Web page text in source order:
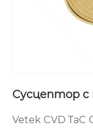
Сусцептор с
Vetek CVD TaC